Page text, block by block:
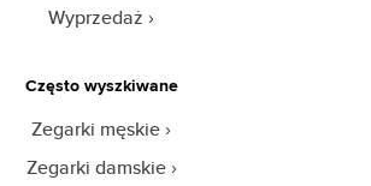
Wyprzedaż
Często wyszkiwane
Zegarki męskie
Zegarki damskie